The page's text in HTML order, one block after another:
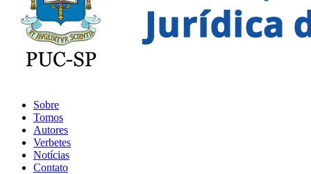
Sobre
Tomos
Autores
Verbetes
Notícias
Contato